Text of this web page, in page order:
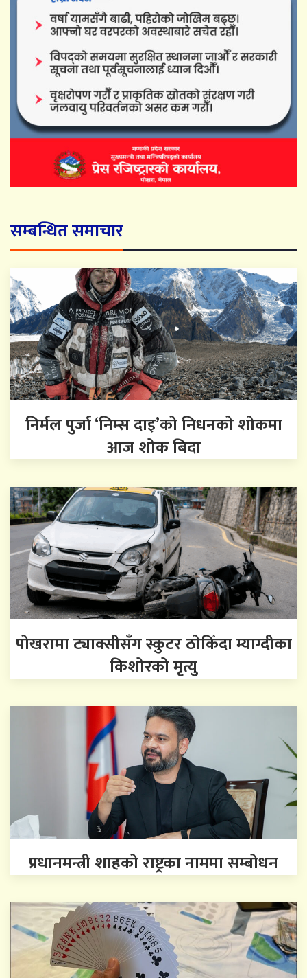
सम्बन्धित समाचार
निर्मल पुर्जा ‘निम्स दाइ’को निधनको शोकमा
आज शोक बिदा
पोखरामा ट्याक्सीसँग स्कुटर ठोकिँदा म्याग्दीका
किशोरको मृत्यु
प्रधानमन्त्री शाहको राष्ट्रका नाममा सम्बोधन